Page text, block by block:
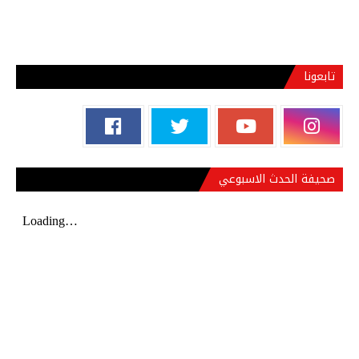
تابعونا
صحيفة الحدث الاسبوعي